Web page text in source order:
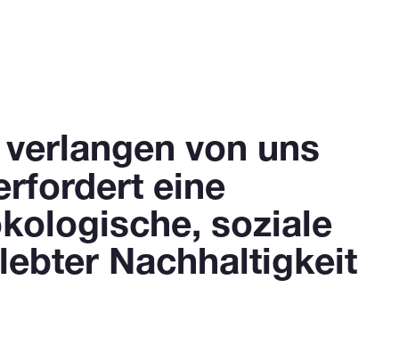
von uns
eine
soziale
Nachhaltigkeit